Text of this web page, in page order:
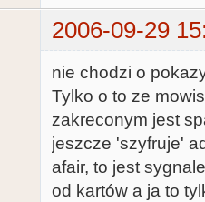
2006-09-29
nie chodzi o
Tylko o to ze
zakreconym jest
jeszcze 'szyfruje'
afair, to jest
od kartów a ja to